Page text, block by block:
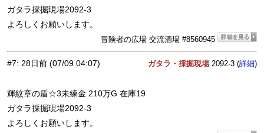
ガタラ採掘現場2092-3
よろしくお願いします。
冒険者の広場 交流酒場 #8560945
#7: 28日前 (07/09 04:07) ガタラ・採掘現場2092-3 (詳細)
輝紋章の盾☆3未練金 210万G 在庫19
ガタラ採掘現場2092-3
よろしくお願いします。